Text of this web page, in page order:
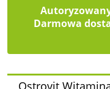
Darmowa